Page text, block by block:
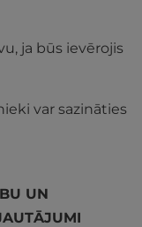
ja būs ievērojis
var sazināties
UN